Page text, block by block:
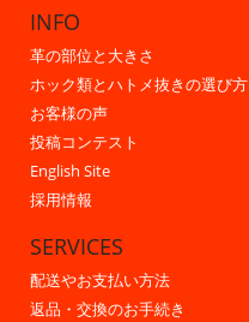
INFO
革の部位と大きさ
ホック類とハトメ抜きの選び方
お客様の声
投稿コンテスト
English Site
採用情報
SERVICES
配送やお支払い方法
返品・交換のお手続き